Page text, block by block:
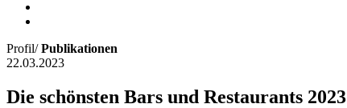
Profil/Publikationen
22.03.2023
Die schönsten Bars und Restaurants 2023